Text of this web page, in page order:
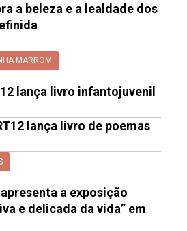
a beleza e a lealdade dos
MARROM
lança livro infantojuvenil
lança livro de poemas
a exposição
e delicada da vida” em